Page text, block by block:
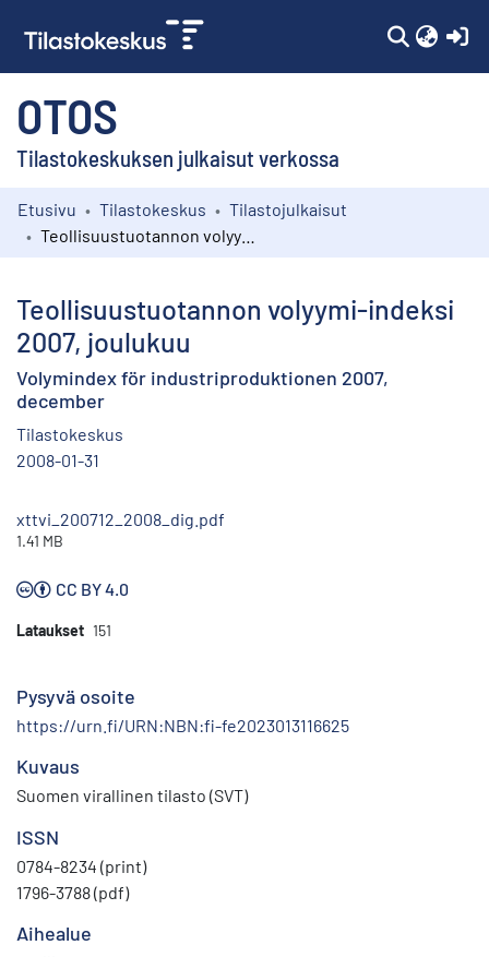
OTOS
Tilastokeskuksen julkaisut verkossa
Kokoelmat
Etusivu Tilastokeskus
Tilastojulkaisut
Teollisuustuotannon volyymi-indeksi
2007, joulukuu
Volymindex för industriproduktionen 2007,
december
Tilastokeskus
2008-01-31
xttvi_200712_2008_dig.pdf
1.41 MB
CC BY 4.0
Lataukset 151
Pysyvä osoite
https://urn.fi/URN:NBN:fi-fe2023013116625
Kuvaus
Suomen virallinen tilasto (SVT)
ISSN
0784-8234 (print)
1796-3788 (pdf)
Aihealue